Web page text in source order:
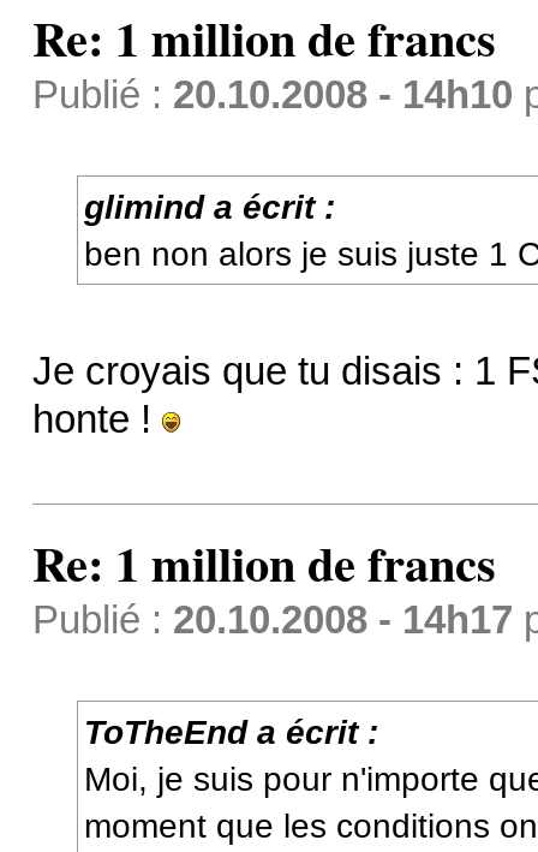
Re: 1 million de francs
Publié : 20.10.2008 - 14h10
glimind a écrit :
ben non alors je suis juste 1
Je croyais que tu disais : 1
honte !
Re: 1 million de francs
Publié : 20.10.2008 - 14h17
ToTheEnd a écrit :
Moi, je suis pour n'importe
moment que les conditions